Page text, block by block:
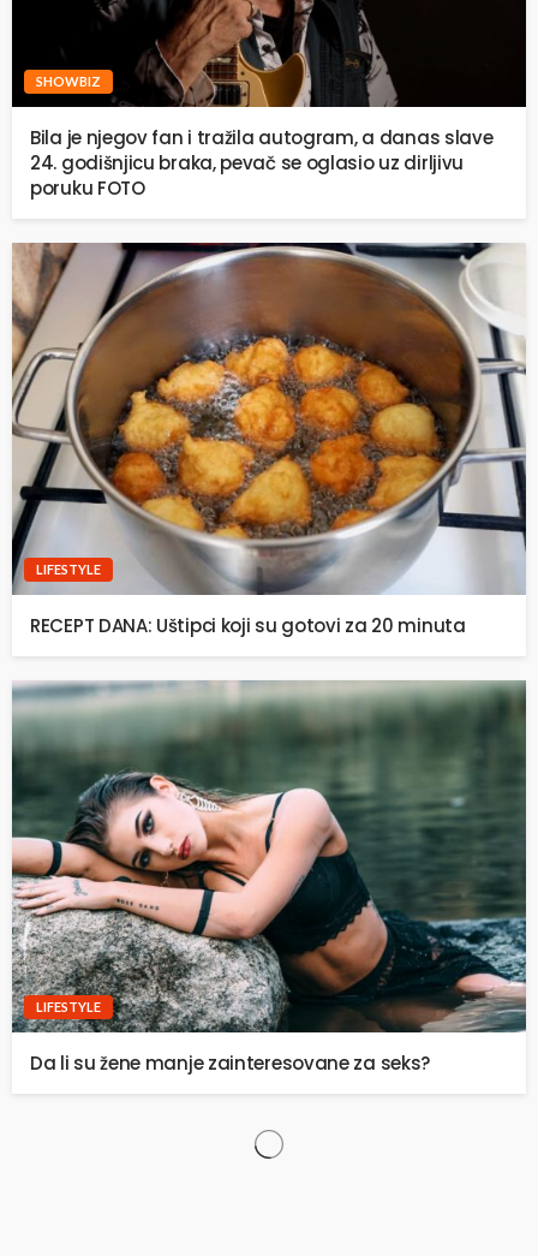
SHOWBIZ
Bila je njegov fan i tražila autogram, a danas slave
24. godišnjicu braka, pevač se oglasio uz dirljivu
poruku FOTO
LIFESTYLE
RECEPT DANA: Uštipci koji su gotovi za 20 minuta
LIFESTYLE
Da li su žene manje zainteresovane za seks?